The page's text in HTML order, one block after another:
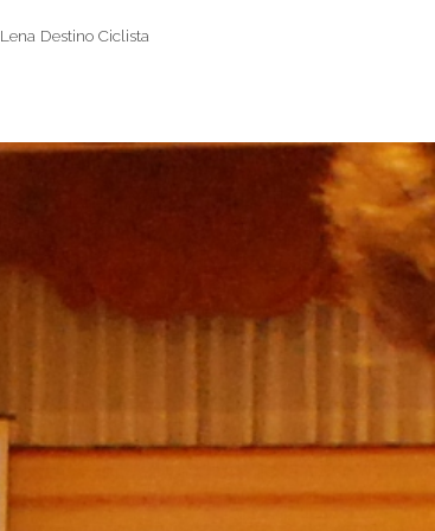
Lena Destino Ciclista